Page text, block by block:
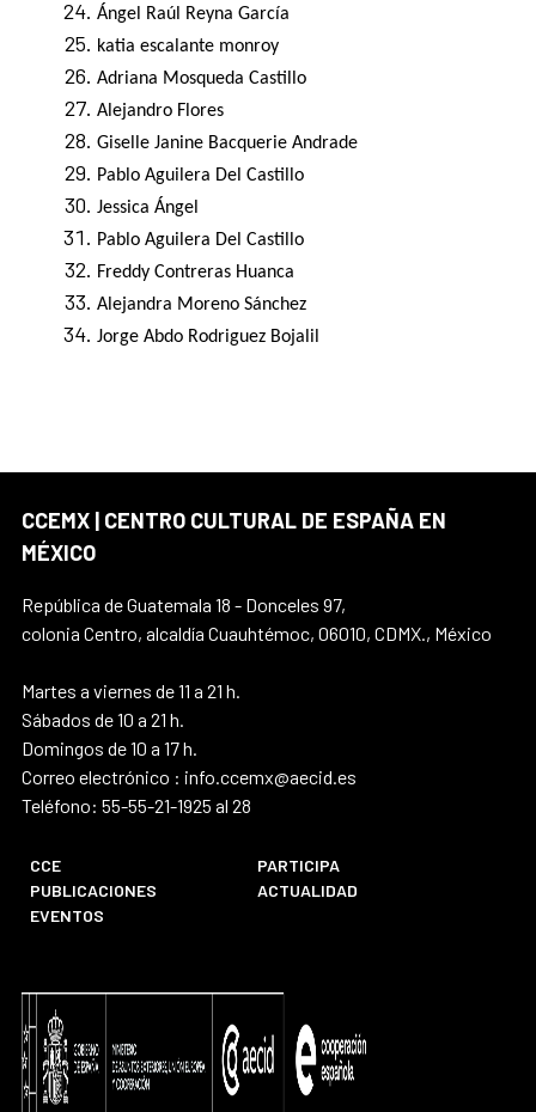
Ángel Raúl Reyna García
katia escalante monroy
Adriana Mosqueda Castillo
Alejandro Flores
Giselle Janine Bacquerie Andrade
Pablo Aguilera Del Castillo
Jessica Ángel
Pablo Aguilera Del Castillo
Freddy Contreras Huanca
Alejandra Moreno Sánchez
Jorge Abdo Rodriguez Bojalil
CCEMX | CENTRO CULTURAL DE ESPAÑA EN
MÉXICO
República de Guatemala 18 - Donceles 97,
colonia Centro, alcaldía Cuauhtémoc, 06010, CDMX., México
Martes a viernes de 11 a 21 h.
Sábados de 10 a 21 h.
Domingos de 10 a 17 h.
Correo electrónico : info.ccemx@aecid.es
Teléfono: 55-55-21-1925 al 28
CCE
PARTICIPA
PUBLICACIONES
ACTUALIDAD
EVENTOS